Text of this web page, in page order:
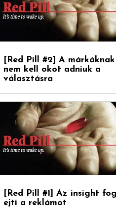
[Red Pill #2] A márkáknak
nem kell okot adniuk a
választásra
[Red Pill #1] Az insight
ejti a reklámot